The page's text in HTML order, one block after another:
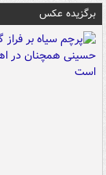
برگزیده عکس